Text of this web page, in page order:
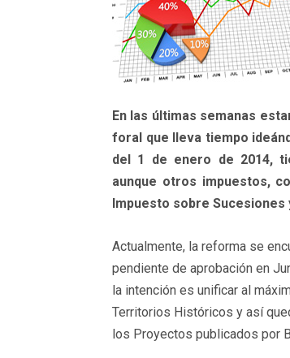
En las últimas semanas
foral que lleva tiempo
del 1 de enero de 2014,
aunque otros impuestos,
Impuesto sobre
Actualmente, la reforma se
pendiente de aprobación en
la intención es unificar al
Territorios Históricos y así
los Proyectos publicados por